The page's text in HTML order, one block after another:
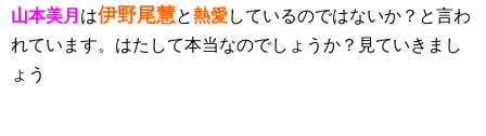
山本美月 は伊野尾慧と熱愛しているのではないか？と言わ
れています。はたして本当なのでしょうか？見ていきまし
ょう